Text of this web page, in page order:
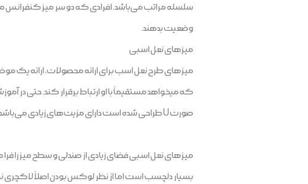
سلسله مراتب می‌باشد. افرادی که دو سر میز کنفرانس
وضعیت بدهند.
میزهای نعل اسبی
میزهای طرح نعل اسب برای ارائه محصولات، ارائه یک
که میخواهد مستقیماً با او ارتباط برقرار کند. حتی
صورت U طراحی شده است دارای مزیت‌های زیادی می‌باشد.
میزهای نعل اسبی فضای زیادی از صندلی و سطح میز را فرا
بسیار دلچسب است اما از نظر لوکس بودن اصلاً